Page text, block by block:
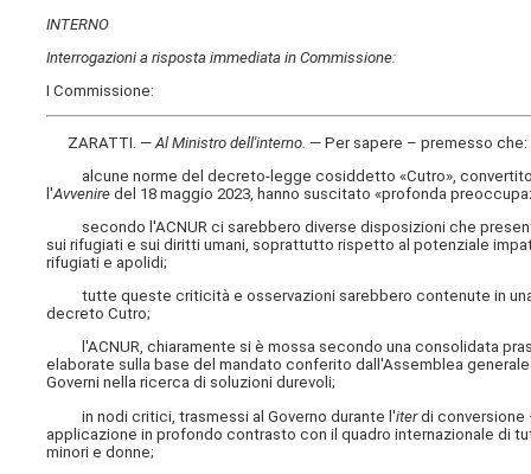
INTERNO
Interrogazioni a risposta immediata in Commissione:
I Commissione:
ZARATTI. —Al Ministro dell'interno — Per sapere – premesso che:
alcune norme del decreto-legge cosiddetto «Cutro», convertito
l'Avvenire del 18 maggio 2023, hanno suscitato «profonda
secondo l'ACNUR ci sarebbero diverse disposizioni che
sui rifugiati e sui diritti umani, soprattutto rispetto al potenziale
rifugiati e apolidi;
tutte queste criticità e osservazioni sarebbero contenute in una
decreto Cutro;
l'ACNUR, chiaramente si è mossa secondo una consolidata
elaborate sulla base del mandato conferito dall'Assemblea
Governi nella ricerca di soluzioni durevoli;
in nodi critici, trasmessi al Governo durante l'iterdi conversione
applicazione in profondo contrasto con il quadro internazionale di
minori e donne;